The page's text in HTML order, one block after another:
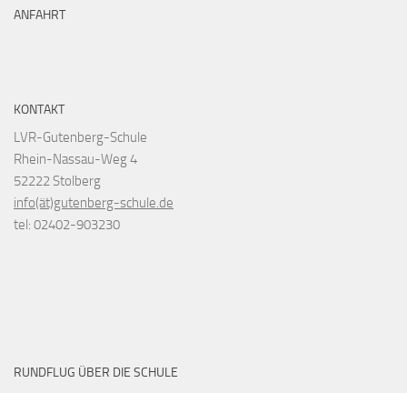
ANFAHRT
KONTAKT
LVR-Gutenberg-Schule
Rhein-Nassau-Weg 4
52222 Stolberg
info(ät)gutenberg-schule.de
tel: 02402-903230
RUNDFLUG ÜBER DIE SCHULE